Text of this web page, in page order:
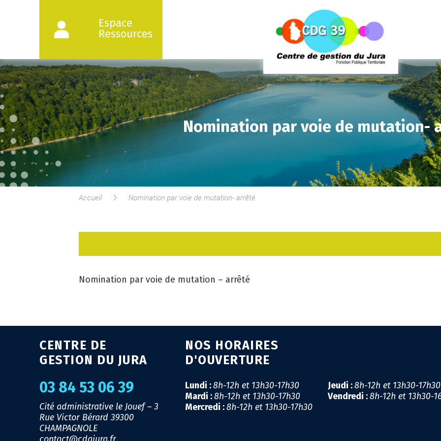
Espace
Ressources
Nomination par voie de mutation-
Accueil Nomination par voie de mutation- arrêté
Nomination par voie de mutation – arrêté
CENTRE DE
GESTION DU JURA
03 84 53 06 39
Cité administrative le Jouef – 3
Rue Victor Bérard 39300
CHAMPAGNOLE
NOS HORAIRES
D'OUVERTURE
Lundi :8h-12h et 13h30-17h30
Mardi :8h-12h et 13h30-17h30
Mercredi :8h-12h et 13h30-17h30
Jeudi :8h-12h et 13h30-17h30
Vendredi :8h-12h et 13h30-